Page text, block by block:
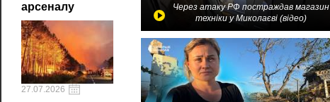
арсеналу
27.07.2026
Через атаку РФ постраждав магазин
техніки у Миколаєві (відео)